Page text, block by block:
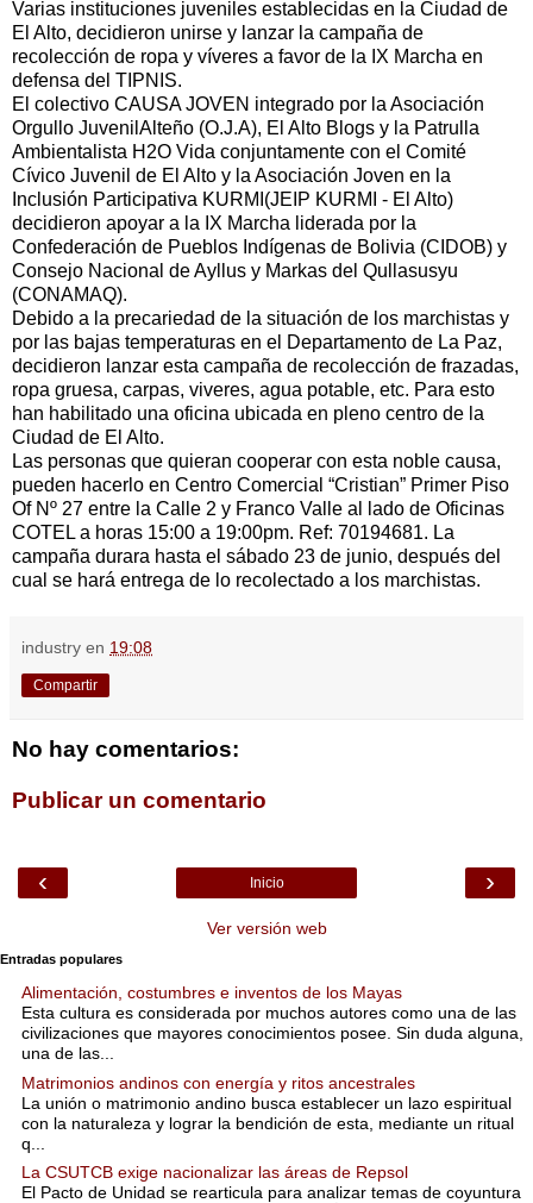
Varias instituciones juveniles establecidas en la Ciudad de
El Alto, decidieron unirse y lanzar la campaña de
recolección de ropa y víveres a favor de la IX Marcha en
defensa del TIPNIS.
El colectivo CAUSA JOVEN integrado por la Asociación
Orgullo JuvenilAlteño (O.J.A), El Alto Blogs y la Patrulla
Ambientalista H2O Vida conjuntamente con el Comité
Cívico Juvenil de El Alto y la Asociación Joven en la
Inclusión Participativa KURMI(JEIP KURMI - El Alto)
decidieron apoyar a la IX Marcha liderada por la
Confederación de Pueblos Indígenas de Bolivia (CIDOB) y
Consejo Nacional de Ayllus y Markas del Qullasusyu
(CONAMAQ).
Debido a la precariedad de la situación de los marchistas y
por las bajas temperaturas en el Departamento de La Paz,
decidieron lanzar esta campaña de recolección de frazadas,
ropa gruesa, carpas, viveres, agua potable, etc. Para esto
han habilitado una oficina ubicada en pleno centro de la
Ciudad de El Alto.
Las personas que quieran cooperar con esta noble causa,
pueden hacerlo en Centro Comercial “Cristian” Primer Piso
Of Nº 27 entre la Calle 2 y Franco Valle al lado de Oficinas
COTEL a horas 15:00 a 19:00pm. Ref: 70194681. La
campaña durara hasta el sábado 23 de junio, después del
cual se hará entrega de lo recolectado a los marchistas.
industry en 19:08
Compartir
No hay comentarios:
Publicar un comentario
‹ ›
Inicio
Ver versión web
Entradas populares
Alimentación, costumbres e inventos de los Mayas
Esta cultura es considerada por muchos autores como una de las
civilizaciones que mayores conocimientos posee. Sin duda alguna,
una de las...
Matrimonios andinos con energía y ritos ancestrales
La unión o matrimonio andino busca establecer un lazo espiritual
con la naturaleza y lograr la bendición de esta, mediante un ritual
q...
La CSUTCB exige nacionalizar las áreas de Repsol
El Pacto de Unidad se rearticula para analizar temas de coyuntura